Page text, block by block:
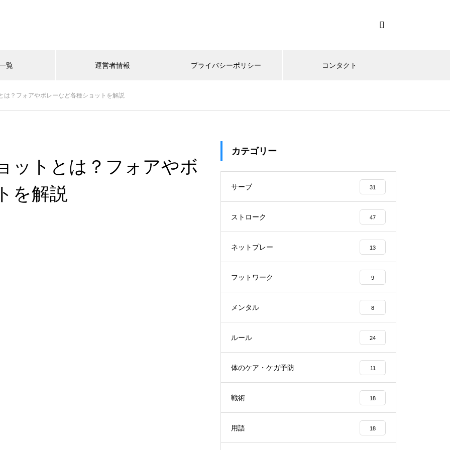
覧 運営者情報 プライバシーポリシー コンタクト
は？フォアやボレーなど各種ショットを解説
ットとは？フォアやボ
を解説
カテゴリー
サーブ 31
ストローク 47
ネットプレー 13
フットワーク 9
メンタル 8
ルール 24
体のケア・ケガ予防 11
戦術 18
用語 18